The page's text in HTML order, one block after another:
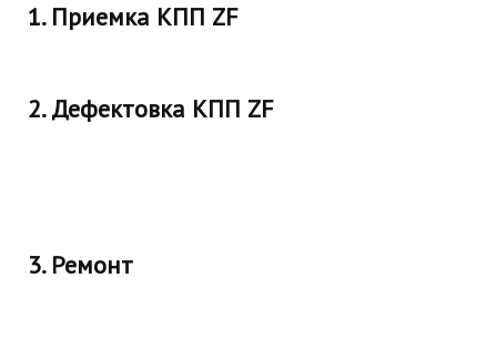
1. Приемка КПП ZF
2. Дефектовка КПП ZF
3. Ремонт